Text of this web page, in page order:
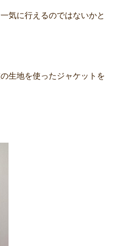
気に行えるのではないかと
生地を使ったジャケットを